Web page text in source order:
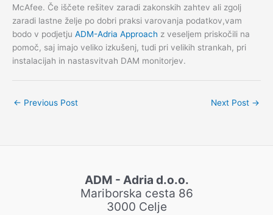
McAfee. Če iščete rešitev zaradi zakonskih zahtev ali zgolj
zaradi lastne želje po dobri praksi varovanja podatkov,vam
bodo v podjetju ADM-Adria Approach z veseljem priskočili na
pomoč, saj imajo veliko izkušenj, tudi pri velikih strankah, pri
instalacijah in nastasvitvah DAM monitorjev.
← Previous Post Next Post →
ADM - Adria d.o.o.
Mariborska cesta 86
3000 Celje